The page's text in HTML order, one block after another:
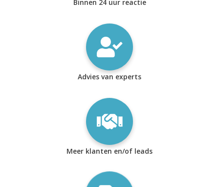
Binnen 24 uur reactie
Advies van experts
Meer klanten en/of leads